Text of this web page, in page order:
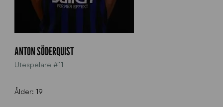
ANTON SÖDERQUIST
Utespelare #11
Ålder: 19